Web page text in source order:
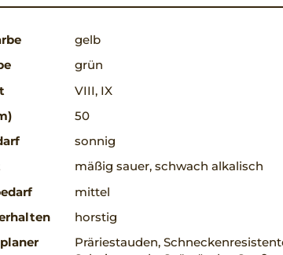
gelb
grün
VIII, IX
50
sonnig
mäßig sauer, schwach alkalisch
mittel
horstig
Präriestauden,